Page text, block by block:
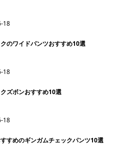
18
のワイドパンツおすすめ10選
18
ズボンおすすめ10選
18
すめのギンガムチェックパンツ10選